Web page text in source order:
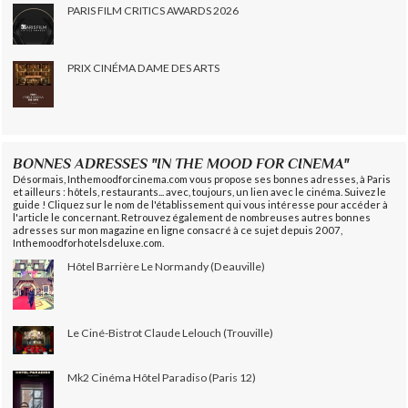
PARIS FILM CRITICS AWARDS 2026
PRIX CINÉMA DAME DES ARTS
BONNES ADRESSES "IN THE MOOD FOR CINEMA"
Désormais, Inthemoodforcinema.com vous propose ses bonnes adresses, à Paris
et ailleurs : hôtels, restaurants... avec, toujours, un lien avec le cinéma. Suivez le
guide ! Cliquez sur le nom de l'établissement qui vous intéresse pour accéder à
l'article le concernant. Retrouvez également de nombreuses autres bonnes
adresses sur mon magazine en ligne consacré à ce sujet depuis 2007,
Inthemoodforhotelsdeluxe.com.
Hôtel Barrière Le Normandy (Deauville)
Le Ciné-Bistrot Claude Lelouch (Trouville)
Mk2 Cinéma Hôtel Paradiso (Paris 12)